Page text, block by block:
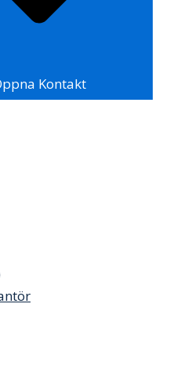
Kontakt